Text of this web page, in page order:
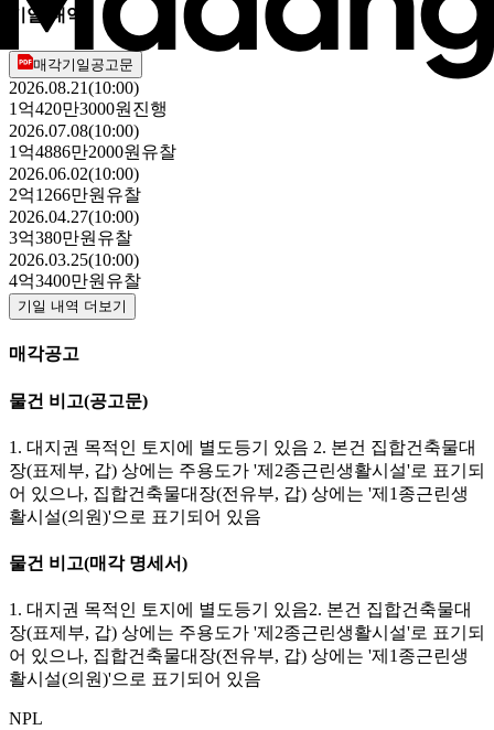
기일 내역
매각기일공고문
2026.08.21(10:00)
1억420만3000원 진행
2026.07.08(10:00)
1억4886만2000원 유찰
2026.06.02(10:00)
2억1266만원 유찰
2026.04.27(10:00)
3억380만원 유찰
2026.03.25(10:00)
4억3400만원 유찰
기일 내역 더보기
매각공고
물건 비고(공고문)
1. 대지권 목적인 토지에 별도등기 있음 2. 본건 집합건축물대
장(표제부, 갑) 상에는 주용도가 '제2종근린생활시설'로 표기되
어 있으나, 집합건축물대장(전유부, 갑) 상에는 '제1종근린생
활시설(의원)'으로 표기되어 있음
물건 비고(매각 명세서)
1. 대지권 목적인 토지에 별도등기 있음2. 본건 집합건축물대
장(표제부, 갑) 상에는 주용도가 '제2종근린생활시설'로 표기되
어 있으나, 집합건축물대장(전유부, 갑) 상에는 '제1종근린생
활시설(의원)'으로 표기되어 있음
NPL